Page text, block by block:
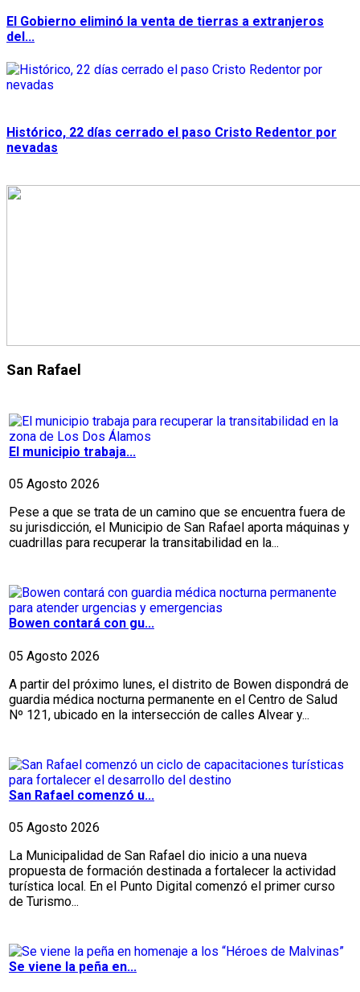
El Gobierno eliminó la venta de tierras a extranjeros
del...
Histórico, 22 días cerrado el paso Cristo Redentor por
nevadas
San Rafael
El municipio trabaja...
05 Agosto 2026
Pese a que se trata de un camino que se encuentra fuera de
su jurisdicción, el Municipio de San Rafael aporta máquinas y
cuadrillas para recuperar la transitabilidad en la...
Bowen contará con gu...
05 Agosto 2026
A partir del próximo lunes, el distrito de Bowen dispondrá de
guardia médica nocturna permanente en el Centro de Salud
Nº 121, ubicado en la intersección de calles Alvear y...
San Rafael comenzó u...
05 Agosto 2026
La Municipalidad de San Rafael dio inicio a una nueva
propuesta de formación destinada a fortalecer la actividad
turística local. En el Punto Digital comenzó el primer curso
de Turismo...
Se viene la peña en...